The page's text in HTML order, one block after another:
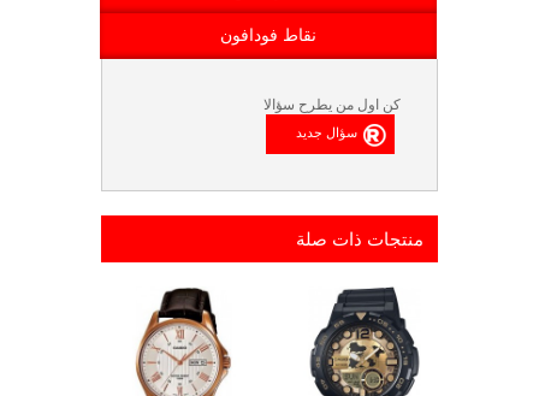
نقاط فودافون
كن اول من يطرح سؤالا
منتجات ذات صلة